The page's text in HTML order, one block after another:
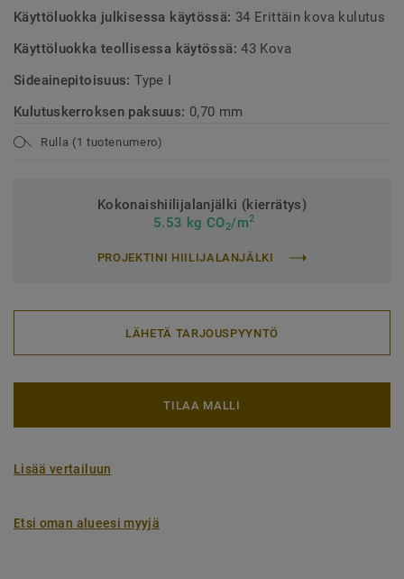
Käyttöluokka julkisessa käytössä: 34 Erittäin kova kulutus
Käyttöluokka teollisessa käytössä:43 Kova
Sideainepitoisuus:Type I
Kulutuskerroksen paksuus: 0,70 mm
Rulla (1 tuotenumero)
Kokonaishiilijalanjälki (kierrätys)
5.53 kg CO2/m2
PROJEKTINI HIILIJALANJÄLKI
LÄHETÄ TARJOUSPYYNTÖ
TILAA MALLI
Lisää vertailuun
Etsi oman alueesi myyjä